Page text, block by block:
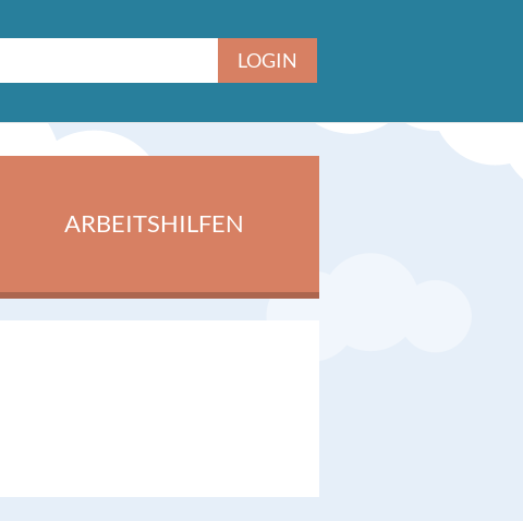
ARBEITSHILFEN